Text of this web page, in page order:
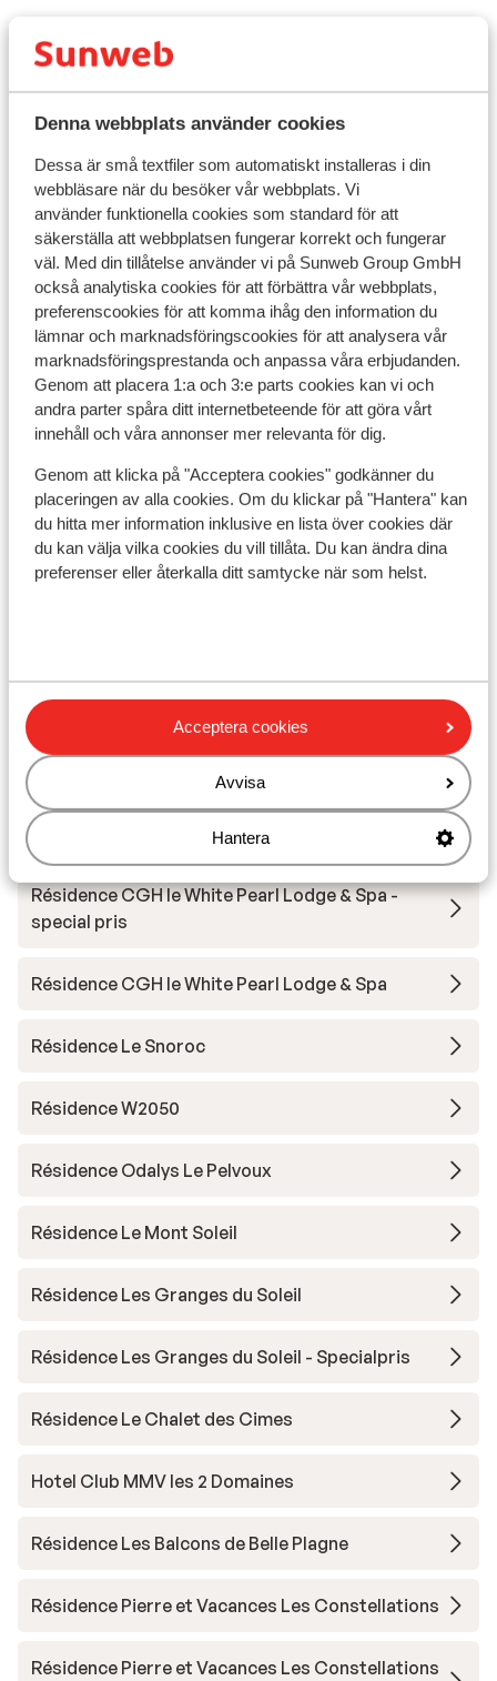
Denna webbplats använder cookies
Dessa är små textfiler som automatiskt installeras i din
webbläsare när du besöker vår webbplats. Vi
använder funktionella cookies som standard för att
säkerställa att webbplatsen fungerar korrekt och fungerar
väl. Med din tillåtelse använder vi på Sunweb Group GmbH
också analytiska cookies för att förbättra vår webbplats,
preferenscookies för att komma ihåg den information du
lämnar och marknadsföringscookies för att analysera vår
marknadsföringsprestanda och anpassa våra erbjudanden.
Genom att placera 1:a och 3:e parts cookies kan vi och
andra parter spåra ditt internetbeteende för att göra vårt
innehåll och våra annonser mer relevanta för dig.
Genom att klicka på "Acceptera cookies" godkänner du
placeringen av alla cookies. Om du klickar på "Hantera" kan
du hitta mer information inklusive en lista över cookies där
du kan välja vilka cookies du vill tillåta. Du kan ändra dina
preferenser eller återkalla ditt samtycke när som helst.
Acceptera cookies
Avvisa
Hantera
7.6 Bra
Rhododendrons Hotel -
Kortvecka
Nära till pisterna
Trevligt familjehotell
Centralt läge
Lör 10 Apr. - Lör 17 Apr.
pris per person från
9 887:-
Andra boenden i La Plagne
Hotel Carlina Belle Plagne
Résidence CGH le White Pearl Lodge & Spa -
special pris
Résidence CGH le White Pearl Lodge & Spa
Résidence Le Snoroc
Résidence W2050
Résidence Odalys Le Pelvoux
Résidence Le Mont Soleil
Résidence Les Granges du Soleil
Résidence Les Granges du Soleil - Specialpris
Résidence Le Chalet des Cimes
Hotel Club MMV les 2 Domaines
Résidence Les Balcons de Belle Plagne
Résidence Pierre et Vacances Les Constellations
Résidence Pierre et Vacances Les Constellations